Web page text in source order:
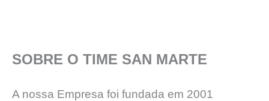
SOBRE O TIME SAN MARTE
A nossa Empresa foi fundada em 2001